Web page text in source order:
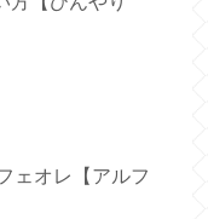
ェオレ【アルフ